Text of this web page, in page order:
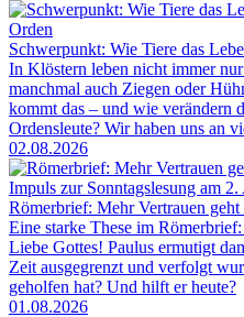
Orden
Schwerpunkt: Wie Tiere das
In Klöstern leben nicht immer
manchmal auch Ziegen oder
kommt das – und wie verändern
Ordensleute? Wir haben uns an
02.08.2026
Impuls zur Sonntagslesung am
Römerbrief: Mehr Vertrauen geht
Eine starke These im
Liebe Gottes! Paulus ermutigt
Zeit ausgegrenzt und verfolgt
geholfen hat? Und hilft er heute?
01.08.2026